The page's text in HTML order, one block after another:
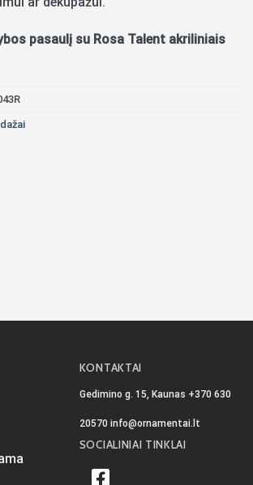
pasaulį su Rosa Talent akriliniais
KONTAKTAI
Gedimino g. 15, Kaunas +370 630
20570 info@ornamentai.lt
SOCIALINIAI TINKLAI